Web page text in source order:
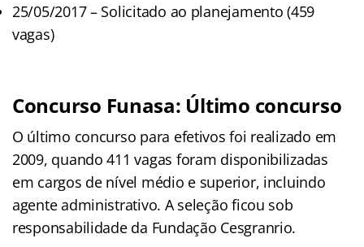
25/05/2017 – Solicitado ao planejamento (459
vagas)
Concurso Funasa: Último concurso
O último concurso para efetivos foi realizado em
2009, quando 411 vagas foram disponibilizadas
em cargos de nível médio e superior, incluindo
agente administrativo. A seleção ficou sob
responsabilidade da Fundação Cesgranrio.